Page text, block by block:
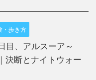
・歩き方
目、アルスーア～
決断とナイトウォー